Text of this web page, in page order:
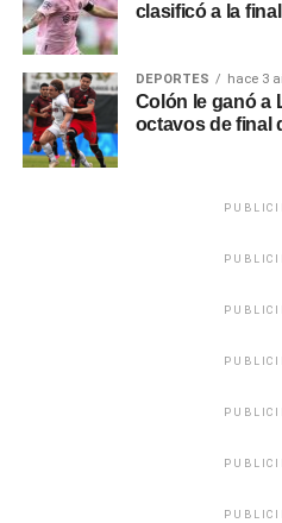
clasificó a la
DEPORTES hace 3
Colón le ganó a
octavos de final